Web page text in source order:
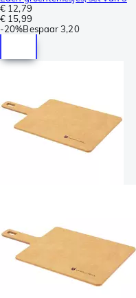
€ 12,79
€ 15,99
-20%Bespaar 3,20